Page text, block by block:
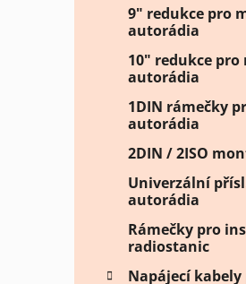
9" redukce pro
autorádia
10" redukce
autorádia
1DIN rámečky
autorádia
2DIN / 2ISO
Univerzální
autorádia
Rámečky pro
radiostanic
Napájecí